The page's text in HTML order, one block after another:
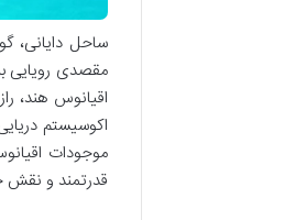
ساحل دایانی،
مقصدی رویایی
اقیانوس هند،
اکوسیستم
موجودات
قدرتمند و نقش